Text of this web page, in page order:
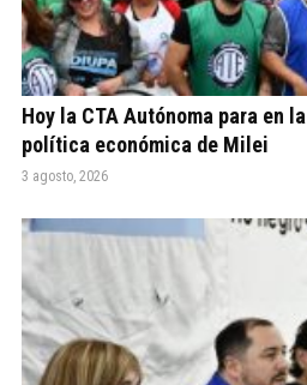
Hoy la CTA Autónoma para en
política económica de Milei
3 agosto, 2026